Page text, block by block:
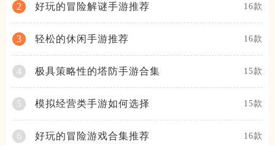
2 好玩的冒险解谜手游推荐 16款
3 轻松的休闲手游推荐 16款
4 极具策略性的塔防手游合集 15款
5 模拟经营类手游如何选择 15款
6 好玩的冒险游戏合集推荐 16款